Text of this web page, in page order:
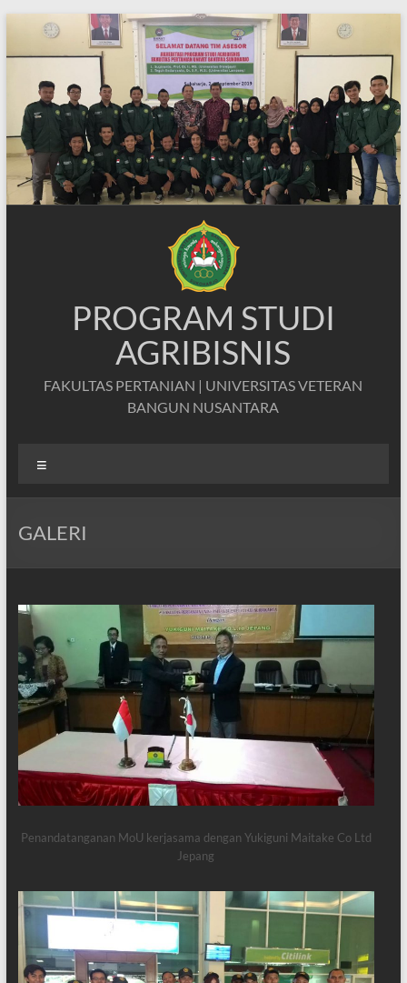
content
PROGRAM STUDI
AGRIBISNIS
FAKULTAS PERTANIAN | UNIVERSITAS VETERAN
BANGUN NUSANTARA
GALERI
Penandatanganan MoU kerjasama dengan Yukiguni Maitake Co Ltd
Jepang